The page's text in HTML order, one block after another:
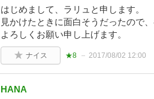
はじめまして、ラリュと申します。
見かけたときに面白そうだったので
よろしくお願い申し上げます。
ナイス ★8 2017/08/02 12:00
HANA